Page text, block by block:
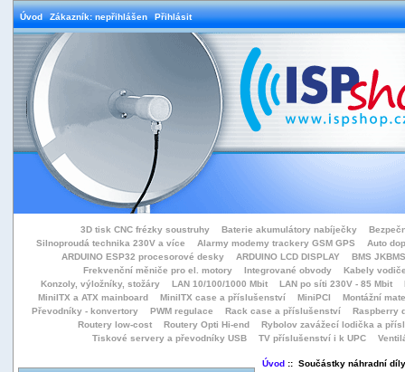
Úvod Zákazník: nepřihlášen Přihlásit
3D tisk CNC frézky soustruhy Baterie akumulátory nabíječky
Silnoproudá technika 230V a více
Alarmy modemy trackery GSM GPS
Auto
ARDUINO ESP32 procesorové desky
ARDUINO LCD DISPLAY
BMS
Frekvenční měniče pro el. motory
Integrované obvody
Kabely
Konzoly, výložníky, stožáry
LAN 10/100/1000 Mbit LAN po síti 230V - 85 Mbit
MiniITX a ATX mainboard
MiniITX case a příslušenství MiniPCI
Montážní
Převodníky - konvertory
PWM regulace Rack case a příslušenství
Raspberry
Routery low-cost
Routery Opti Hi-end
Rybolov zavážecí lodička a přísl
Tiskové servery a převodníky USB
TV příslušenství i k UPC
Úvod:: Součástky náhradní díly